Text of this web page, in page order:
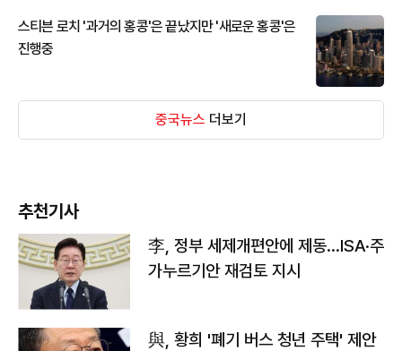
스티븐 로치 '과거의 홍콩'은 끝났지만 '새로운 홍콩'은
진행중
중국뉴스 더보기
추천기사
李, 정부 세제개편안에 제동…ISA·주
가누르기안 재검토 지시
與, 황희 '폐기 버스 청년 주택' 제안